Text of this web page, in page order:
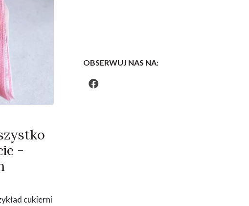
-
cukierni
OBSERWUJ NAS NA: